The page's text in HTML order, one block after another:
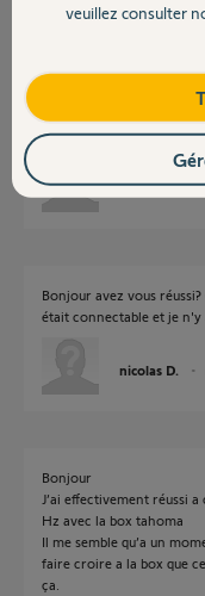
Contact
Bonjour,
Pour que vos VR Simu
en protocole RTS
CdL
Anonyme
Bonjour avez vous
était connectable et je n'y
nicolas D.
Bonjour
J’ai effectivement réussi
Hz avec la box tahoma
Il me semble qu’a un
faire croire a la box que
ça.
veuillez consulter